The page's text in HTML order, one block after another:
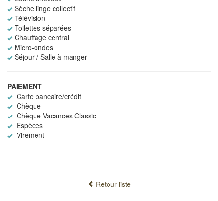
Sèche linge collectif
Télévision
Toilettes séparées
Chauffage central
Micro-ondes
Séjour / Salle à manger
PAIEMENT
Carte bancaire/crédit
Chèque
Chèque-Vacances Classic
Espèces
Virement
Retour liste